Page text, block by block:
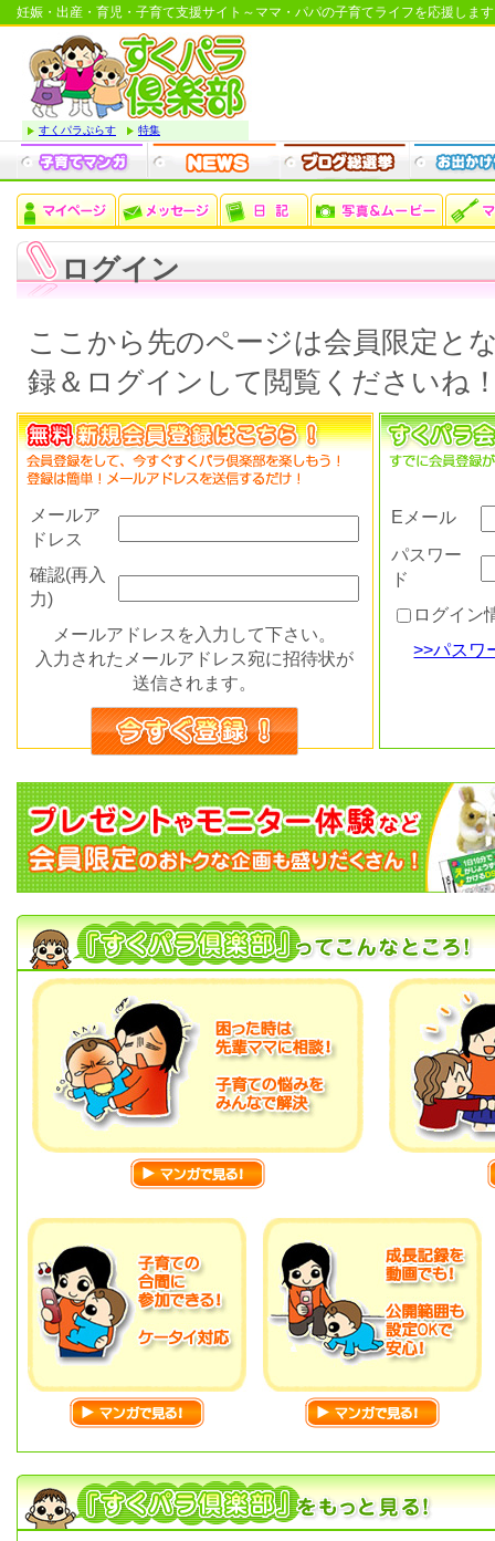
妊娠・出産・育児・子育て支援サイト～ママ・パパの子育てライフを応援しま
すくパラぷらす 特集
ログイン
ここから先のページは会員限定と
録＆ログインして閲覧くださいね
メールア
ドレス
確認(再入
力)
メールアドレスを入力して下さい。
入力されたメールアドレス宛に招待状が
送信されます。
Eメール
パスワー
ド
ログイン
>>パスワ